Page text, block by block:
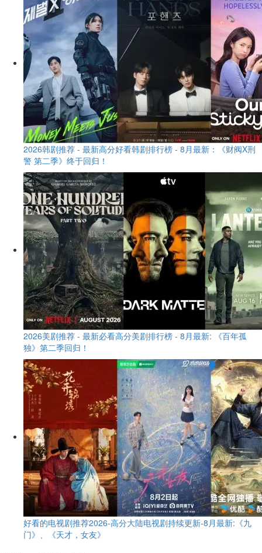
2026韩剧推荐 - 最新高分好看韩剧排行榜 - 8月最新：《财阀X刑
警 第二季》终于回归！
2026美剧推荐 - 最新必看高分美剧排行榜 - 8月最新: 《​​百年孤
独》第二季回归！
好看的电视剧推荐2026-高分大陆电视剧持续更新-8月最新:《九
门》、《天才，女友》